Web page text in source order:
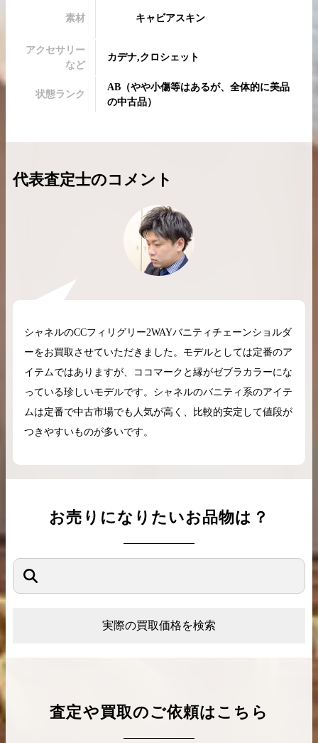
希少なリザード素材のバーキンの買取価格や
高く売るためのポイントを徹底解説
バーキン相場解説
コラムをさらにみる
素材 キャビアスキン
アクセサリー
など
カデナ,クロシェット
状態ランク
AB （やや小傷等はあるが、全体的に美品
の中古品）
代表査定士のコメント
シャネルのCCフィリグリー2WAYバニティチェーンショルダ
ーをお買取させていただきました。モデルとしては定番のア
イテムではありますが、ココマークと縁がゼブラカラーにな
っている珍しいモデルです。シャネルのバニティ系のアイテ
ムは定番で中古市場でも人気が高く、比較的安定して値段が
つきやすいものが多いです。
お売りになりたいお品物は？
実際の買取価格を検索
査定や買取のご依頼はこちら